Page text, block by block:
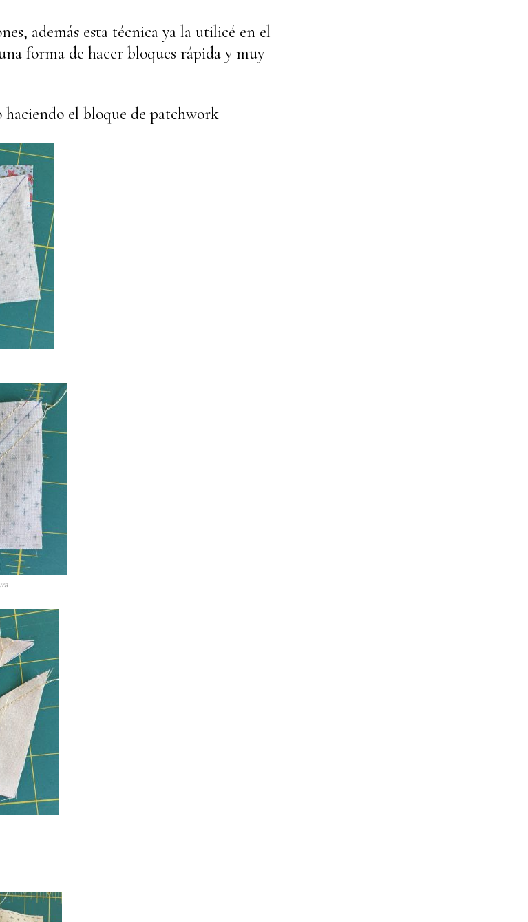
además esta técnica ya la utilicé en el
forma de hacer bloques rápida y muy
el bloque de patchwork